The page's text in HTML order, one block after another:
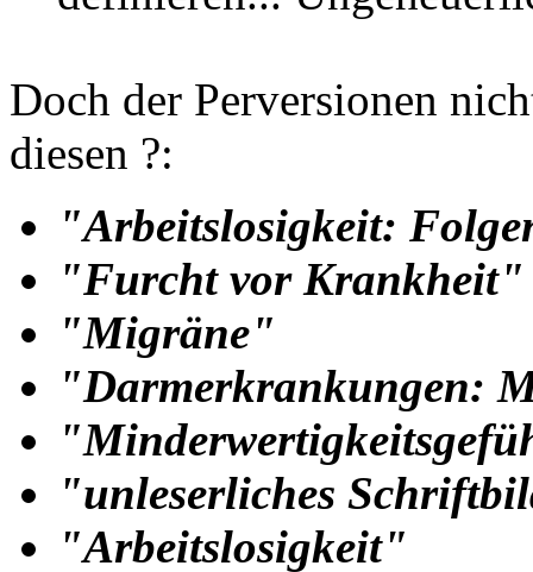
Doch der Perversionen
diesen ?:
"Arbeitslosigkeit:
"Furcht vor Krankheit"
"Migräne"
"Darmerkrankungen:
"unleserliches
"Arbeitslosigkeit"